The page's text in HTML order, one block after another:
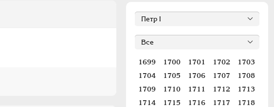
1699 1700 1701 1702
1703
1704
1705 1706 1707
1708
1709
1710 1711 1712
1713
1714
1715 1716 1717
1718